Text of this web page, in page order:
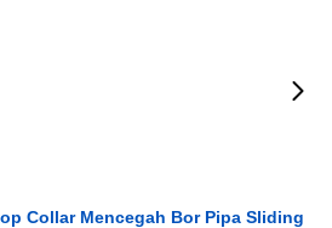
Collar Mencegah Bor Pipa Sliding